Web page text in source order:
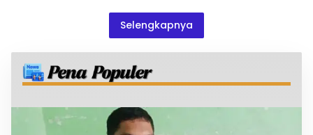
Selengkapnya